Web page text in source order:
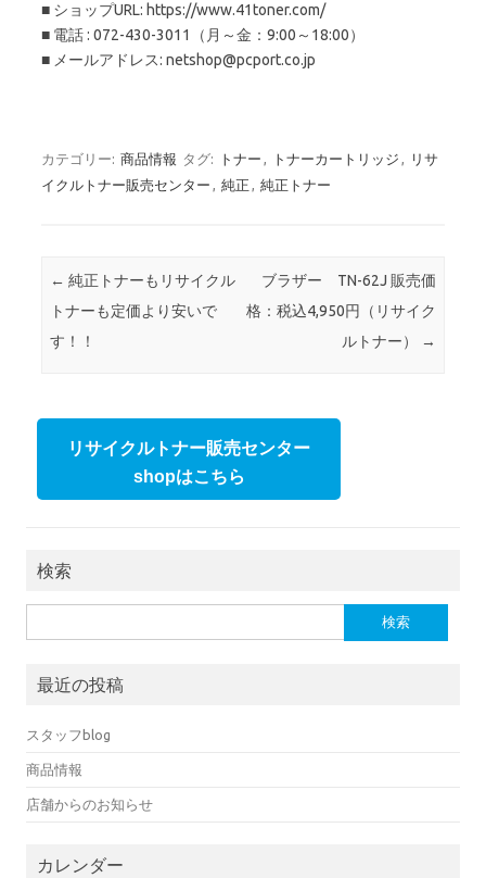
■ ショップURL: https://www.41toner.com/
■ 電話 : 072-430-3011（月～金：9:00～18:00）
■ メールアドレス: netshop@pcport.co.jp
カテゴリー: 商品情報 タグ: トナー , トナーカートリッジ ,
リサ
イクルトナー販売センター , 純正 , 純正トナー
投稿ナビゲーション
← 純正トナーもリサイクル
トナーも定価より安いで
す！！
ブラザー TN-62J 販売価
格：税込4,950円（リサイク
ルトナー）
→
リサイクルトナー販売センター
shopはこちら
検索
最近の投稿
スタッフblog
商品情報
店舗からのお知らせ
カレンダー